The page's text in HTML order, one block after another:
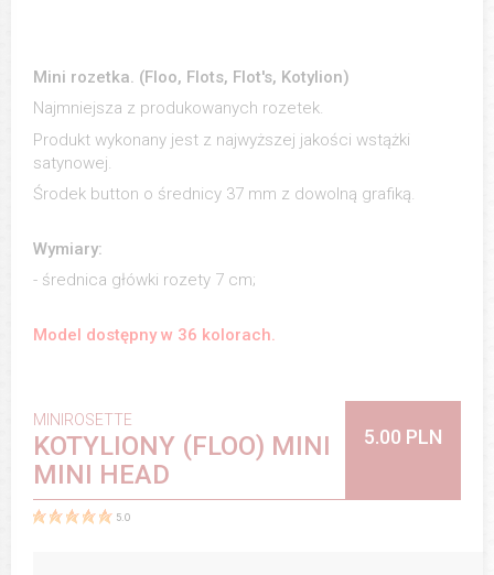
Mini rozetka. (Floo, Flots, Flot's, Kotylion)
Najmniejsza z produkowanych rozetek.
Produkt wykonany jest z najwyższej jakości wstążki
satynowej.
Środek button o średnicy 37 mm z dowolną grafiką.
Wymiary:
- średnica główki rozety 7 cm;
Model dostępny w 36 kolorach.
MINIROSETTE
KOTYLIONY (FLOO) MINI
MINI HEAD
5.00 PLN
5.0